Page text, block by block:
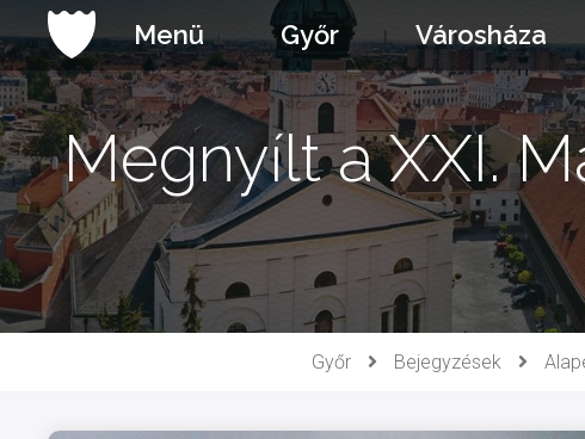
a
tartalomhoz
Menü Győr Városháza
Megnyílt a XXI.
Győr Bejegyzések